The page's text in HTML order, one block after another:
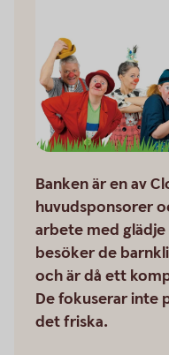
Banken är en av
huvudsponsorer
arbete med
besöker de
och är då ett
De fokuserar inte
det friska.